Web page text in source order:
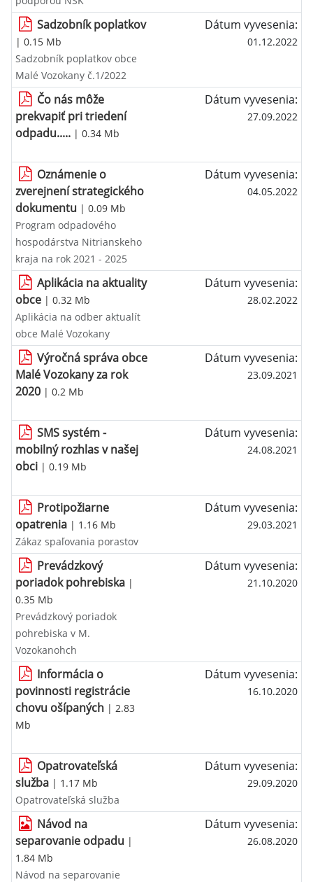
Sadzobník poplatkov
| 0.15 Mb
Dátum vyvesenia:
01.12.2022
Sadzobník poplatkov obce
Malé Vozokany č.1/2022
Čo nás môže
prekvapiť pri triedení
odpadu..... | 0.34 Mb
Dátum vyvesenia:
27.09.2022
Oznámenie o
zverejnení strategického
dokumentu | 0.09 Mb
Dátum vyvesenia:
04.05.2022
Program odpadového
hospodárstva Nitrianskeho
kraja na rok 2021 - 2025
Aplikácia na aktuality
obce | 0.32 Mb
Dátum vyvesenia:
28.02.2022
Aplikácia na odber aktualít
obce Malé Vozokany
Výročná správa obce
Malé Vozokany za rok
2020 | 0.2 Mb
Dátum vyvesenia:
23.09.2021
SMS systém -
mobilný rozhlas v našej
obci | 0.19 Mb
Dátum vyvesenia:
24.08.2021
Protipožiarne
opatrenia | 1.16 Mb
Dátum vyvesenia:
29.03.2021
Zákaz spaľovania porastov
Prevádzkový
poriadok pohrebiska |
0.35 Mb
Dátum vyvesenia:
21.10.2020
Prevádzkový poriadok
pohrebiska v M.
Vozokanohch
Informácia o
povinnosti registrácie
chovu ošípaných | 2.83
Mb
Dátum vyvesenia:
16.10.2020
Opatrovateľská
služba | 1.17 Mb
Dátum vyvesenia:
29.09.2020
Opatrovateľská služba
Návod na
separovanie odpadu |
1.84 Mb
Dátum vyvesenia:
26.08.2020
Návod na separovanie